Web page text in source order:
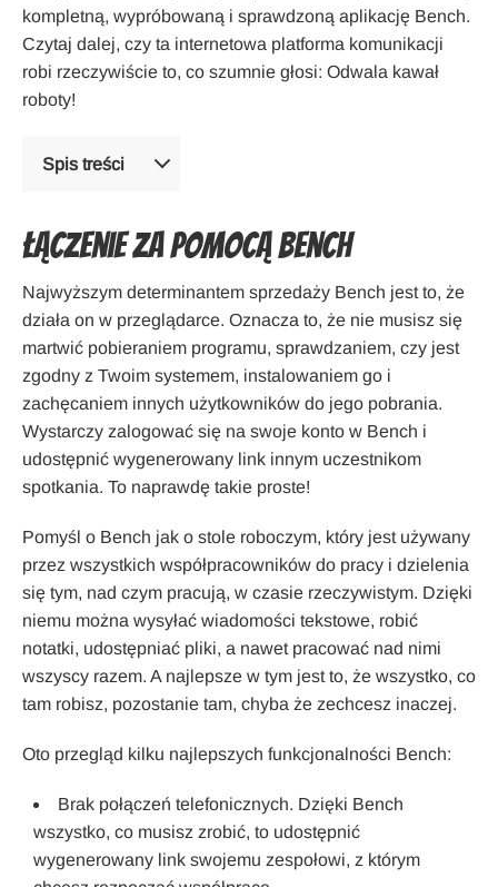
kompletną, wypróbowaną i sprawdzoną aplikację Bench.
Czytaj dalej, czy ta internetowa platforma komunikacji
robi rzeczywiście to, co szumnie głosi: Odwala kawał
roboty!
Spis treści
Łączenie za pomocą Bench
Najwyższym determinantem sprzedaży Bench jest to, że
działa on w przeglądarce. Oznacza to, że nie musisz się
martwić pobieraniem programu, sprawdzaniem, czy jest
zgodny z Twoim systemem, instalowaniem go i
zachęcaniem innych użytkowników do jego pobrania.
Wystarczy zalogować się na swoje konto w Bench i
udostępnić wygenerowany link innym uczestnikom
spotkania. To naprawdę takie proste!
Pomyśl o Bench jak o stole roboczym, który jest używany
przez wszystkich współpracowników do pracy i dzielenia
się tym, nad czym pracują, w czasie rzeczywistym. Dzięki
niemu można wysyłać wiadomości tekstowe, robić
notatki, udostępniać pliki, a nawet pracować nad nimi
wszyscy razem. A najlepsze w tym jest to, że wszystko, co
tam robisz, pozostanie tam, chyba że zechcesz inaczej.
Oto przegląd kilku najlepszych funkcjonalności Bench:
Brak połączeń telefonicznych. Dzięki Bench
wszystko, co musisz zrobić, to udostępnić
wygenerowany link swojemu zespołowi, z którym